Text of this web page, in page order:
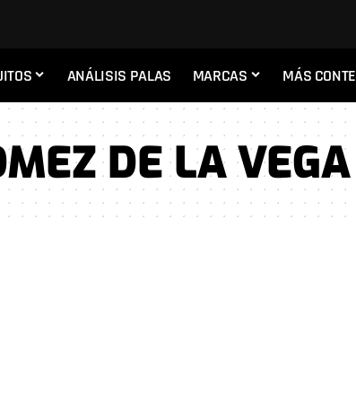
ANÁLISIS PALAS MARCAS MÁS
DE LA VEGA